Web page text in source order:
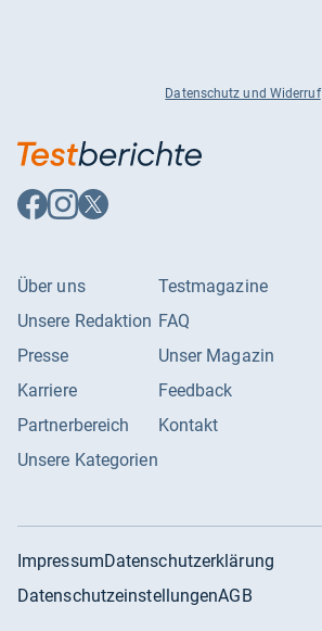
Datenschutz und Widerruf
Auf
Facebook
Auf
Instagram
Auf
X
Über uns
Unsere Redaktion
Presse
Karriere
Partnerbereich
Unsere Kategorien
Testmagazine
FAQ
Unser Magazin
Feedback
Kontakt
ImpressumDatenschutzerklärung
DatenschutzeinstellungenAGB